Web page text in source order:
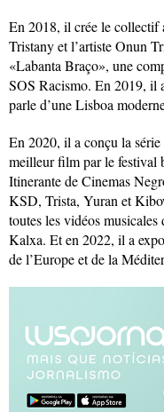
En 2018, il crée le collectif
Tristany et l’artiste Onun
«Labanta Braço», une
SOS Racismo. En 2019, il
parle d’une Lisboa
En 2020, il a conçu la
meilleur film par le
Itinerante de Cinemas
KSD, Trista, Yuran et
toutes les vidéos
Kalxa. Et en 2022, il a
de l’Europe et de la